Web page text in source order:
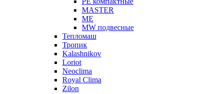
MASTER
МЕ
MW подвесные
Тепломаш
Тропик
Kalashnikov
Loriot
Neoclima
Royal Clima
Zilon